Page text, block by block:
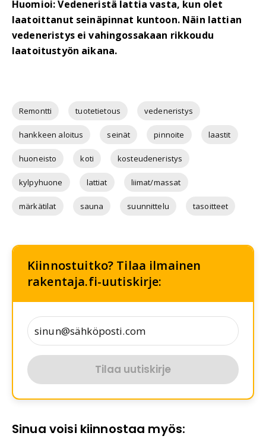
Huomioi: Vedeneristä lattia vasta, kun olet
laatoittanut seinäpinnat kuntoon. Näin lattian
vedeneristys ei vahingossakaan rikkoudu
laatoitustyön aikana.
Remontti tuotetietous vedeneristys
hankkeen aloitus seinät pinnoite laastit
huoneisto koti kosteudeneristys
kylpyhuone lattiat liimat/massat
märkätilat sauna suunnittelu tasoitteet
Kiinnostuitko? Tilaa ilmainen
rakentaja.fi-uutiskirje:
Tilaa uutiskirje
Sinua voisi kiinnostaa myös: